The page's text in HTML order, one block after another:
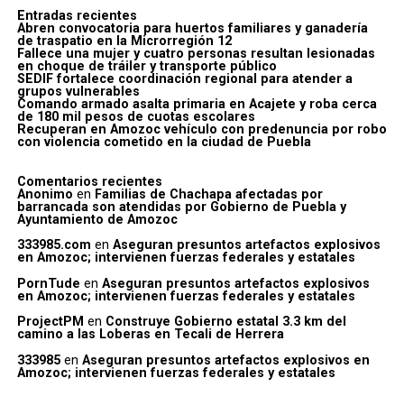
Entradas recientes
Abren convocatoria para huertos familiares y ganadería
de traspatio en la Microrregión 12
Fallece una mujer y cuatro personas resultan lesionadas
en choque de tráiler y transporte público
SEDIF fortalece coordinación regional para atender a
grupos vulnerables
Comando armado asalta primaria en Acajete y roba cerca
de 180 mil pesos de cuotas escolares
Recuperan en Amozoc vehículo con predenuncia por robo
con violencia cometido en la ciudad de Puebla
Comentarios recientes
Anonimo en Familias de Chachapa afectadas por
barrancada son atendidas por Gobierno de Puebla y
Ayuntamiento de Amozoc
333985.com en Aseguran presuntos artefactos explosivos
en Amozoc; intervienen fuerzas federales y estatales
PornTude en Aseguran presuntos artefactos explosivos
en Amozoc; intervienen fuerzas federales y estatales
ProjectPM en Construye Gobierno estatal 3.3 km del
camino a las Loberas en Tecali de Herrera
333985en Aseguran presuntos artefactos explosivos en
Amozoc; intervienen fuerzas federales y estatales